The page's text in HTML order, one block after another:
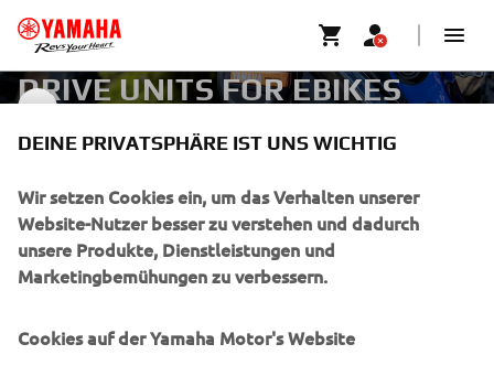
DRIVE UNITS
DRIVE UNITS FOR EBIKES
UNTERNEHMEN
B2B
DEINE PRIVATSPHÄRE IST UNS WICHTIG
Wir setzen Cookies ein, um das Verhalten unserer
Website-Nutzer besser zu verstehen und dadurch
unsere Produkte, Dienstleistungen und
Marketingbemühungen zu verbessern.
Cookies auf der Yamaha Motor's Website